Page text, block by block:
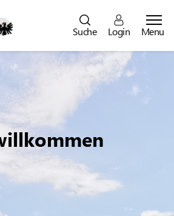
Steinen Suche Login Menu